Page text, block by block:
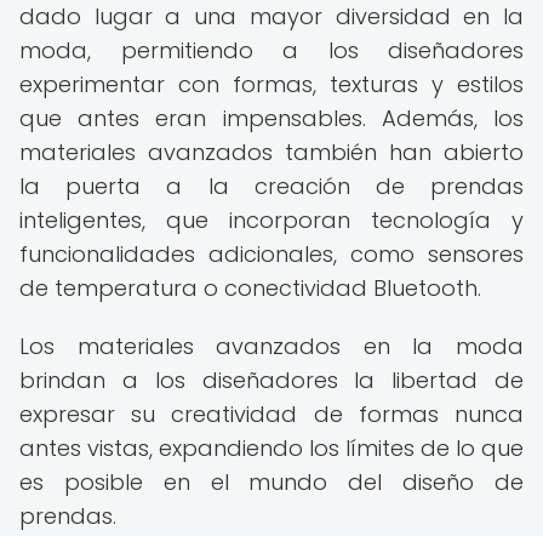
dado lugar a una mayor diversidad en la
moda, permitiendo a los diseñadores
experimentar con formas, texturas y estilos
que antes eran impensables. Además, los
materiales avanzados también han abierto
la puerta a la creación de prendas
inteligentes, que incorporan tecnología y
funcionalidades adicionales, como sensores
de temperatura o conectividad Bluetooth.
Los materiales avanzados en la moda
brindan a los diseñadores la libertad de
expresar su creatividad de formas nunca
antes vistas, expandiendo los límites de lo que
es posible en el mundo del diseño de
prendas.